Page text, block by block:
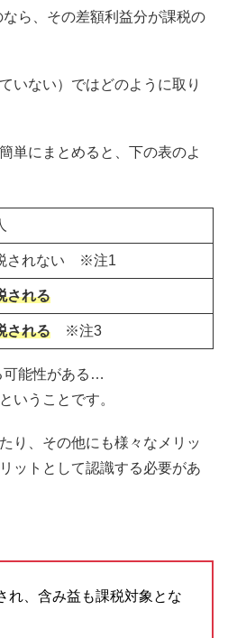
ら、その差額利益分が課税の
いない）ではどのように取り
単にまとめると、下の表のよ
されない ※注1
される
される ※注3
可能性がある…
ということです。
り、その他にも様々なメリッ
ットとして認識する必要があ
れ、含み益も課税対象とな